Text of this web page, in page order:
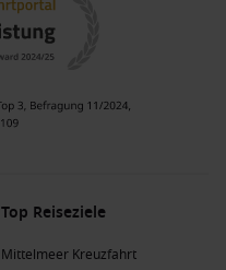
Top Reiseziele
Mittelmeer Kreuzfahrt